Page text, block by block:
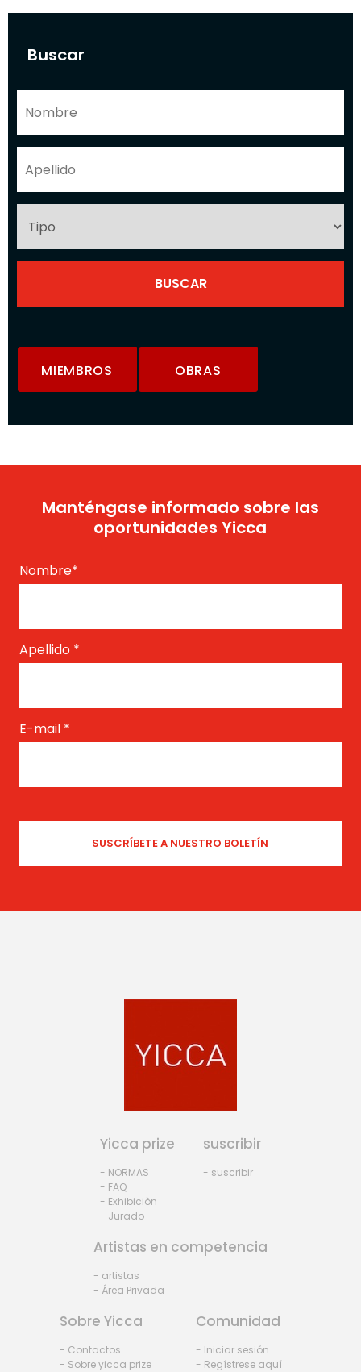
Buscar
MIEMBROS OBRAS
Manténgase informado sobre las
oportunidades Yicca
Nombre*
Apellido *
E-mail *
Yicca prize
- NORMAS
- FAQ
- Exhibiciòn
- Jurado
suscribir
- suscribir
Artistas en competencia
- artistas
- Área Privada
Sobre Yicca
- Contactos
- Sobre yicca prize
Comunidad
- Iniciar sesión
- Regístrese aquí